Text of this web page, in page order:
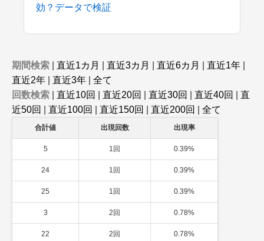
効？データで検証
期間検索 直近1カ月 直近3カ月 直近6カ月 直近1年
直近2年
直近3年
全て
回数検索
直近10回 直近20回 直近30回 直近40回
直
近50回
直近100回 直近150回 直近200回 全て
合計値 出現回数 出現率
5 1回 0.39%
24 1回 0.39%
25 1回 0.39%
3 2回 0.78%
22 2回 0.78%